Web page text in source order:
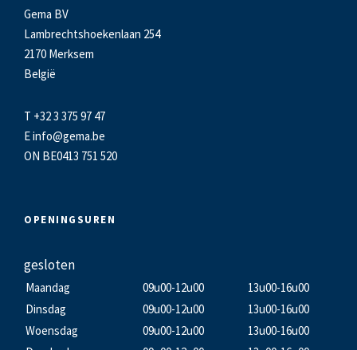
Gema BV
Lambrechtshoekenlaan 254
2170 Merksem
België
T +32 3 375 97 47
Einfo@gema.be
ON BE0413 751 520
OPENINGSUREN
gesloten
Maandag 09u00-12u00
13u00-16u00
Dinsdag
09u00-12u00
13u00-16u00
Woensdag
09u00-12u00
13u00-16u00